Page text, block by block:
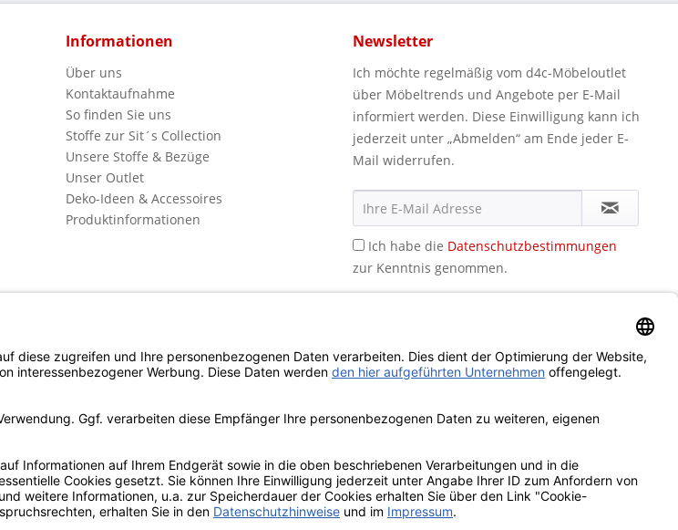
Informationen
Über uns
Kontaktaufnahme
So finden Sie uns
Stoffe zur Sit´s Collection
Unsere Stoffe & Bezüge
Unser Outlet
Deko-Ideen & Accessoires
Produktinformationen
Newsletter
Ich möchte regelmäßig vom d4c-Möbeloutlet
über Möbeltrends und Angebote per E-Mail
informiert werden. Diese Einwilligung kann ich
jederzeit unter „Abmelden“ am Ende jeder E-
Mail widerrufen.
Ich habe die Datenschutzbestimmungen
zur Kenntnis genommen.
Versandkosten und ggf. Nachnahmegebühren, wenn nicht anders beschrieben